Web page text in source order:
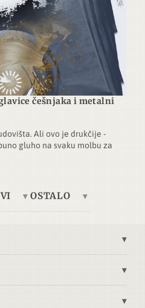
češnjaka i metalni
Ali ovo je drukčije -
gluho na svaku molbu za
OSTALO